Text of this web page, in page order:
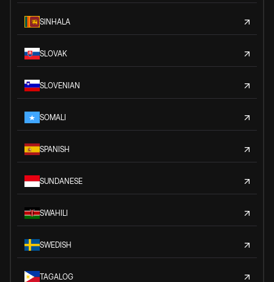
SINHALA
SLOVAK
SLOVENIAN
SOMALI
SPANISH
SUNDANESE
SWAHILI
SWEDISH
TAGALOG